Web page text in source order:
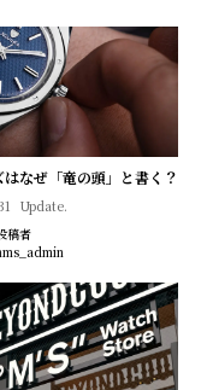
はなぜ「竜の頭」と書く？
Update.
稿者